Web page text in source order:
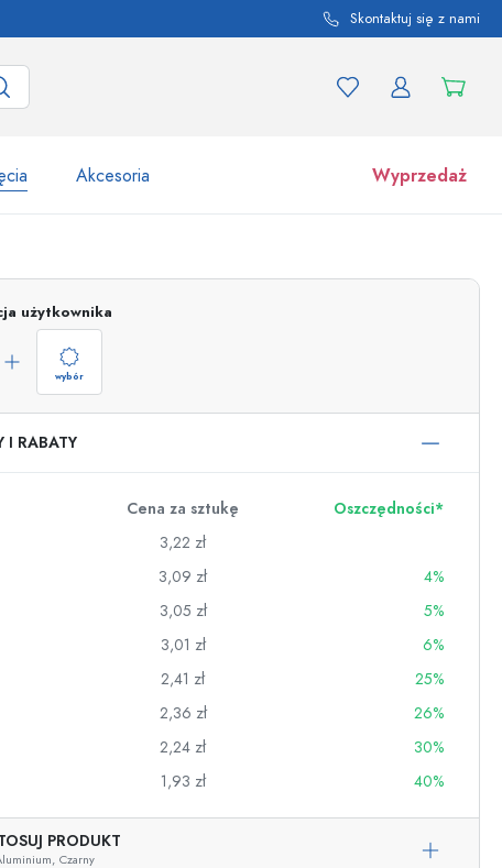
Skontaktuj się z nami
Akcesoria Wyprzedaż
Słoiki
użytkownika
wybór
I RABATY
Cena za sztukę
Oszczędności*
3,22 zł
3,09 zł
4%
3,05 zł
5%
3,01 zł
6%
2,41 zł
25%
2,36 zł
26%
2,24 zł
30%
1,93 zł 40%
PRODUKT
Czarny